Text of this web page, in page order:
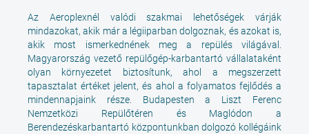
Az Aeroplexnél valódi szakmai lehetőségek várják
mindazokat, akik már a légiiparban dolgoznak, és azokat is,
akik most ismerkednének meg a repülés világával.
Magyarország vezető repülőgép-karbantartó vállalataként
olyan környezetet biztosítunk, ahol a megszerzett
tapasztalat értéket jelent, és ahol a folyamatos fejlődés a
mindennapjaink része. Budapesten a Liszt Ferenc
Nemzetközi Repülőtéren és Maglódon a
Berendezéskarbantartó központunkban dolgozó kollégáink